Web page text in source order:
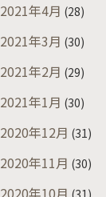
2021年4月 (28)
2021年3月 (30)
2021年2月 (29)
2021年1月 (30)
2020年12月 (31)
2020年11月 (30)
2020年10月 (31)